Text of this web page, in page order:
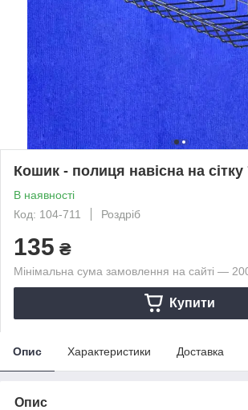
Кошик - полиця навісна на
В наявності
Код: 104-711
Роздріб
135 ₴
Мінімальна сума замовлення на сайті —
Купити
Опис Характеристики Доставка
Опис